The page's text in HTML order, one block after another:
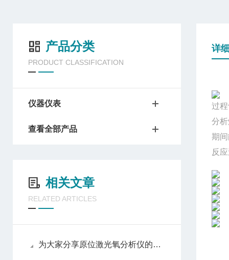
产品分类
PRODUCT CLASSIFICATION
仪器仪表
查看全部产品
相关文章
RELATED ARTICLES
为大家分享原位激光氧分析仪的维护心得
详
过
分
期
反